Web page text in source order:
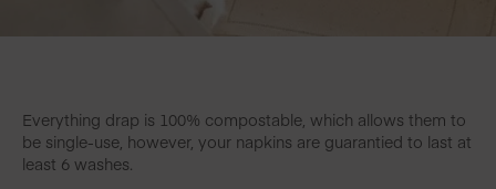
Everything drap is 100% compostable, which allows them to
be single-use, however, your napkins are guarantied to last at
least 6 washes.